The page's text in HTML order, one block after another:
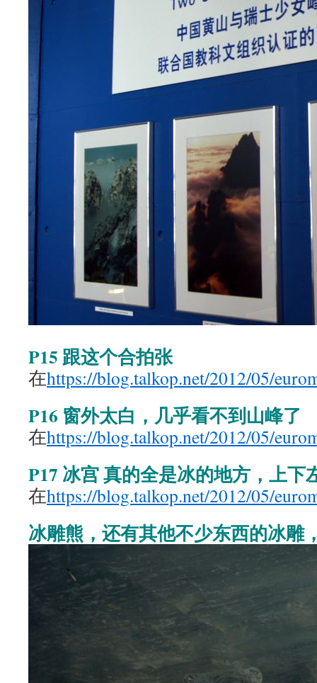
P15 跟这个合拍张
在https://blog.talkop.net/2012/05/
P16 窗外太白，几乎看不到山峰了
在https://blog.talkop.net/2012/05/
P17 冰宫 真的全是冰的地方，上下
在https://blog.talkop.net/2012/05/
冰雕熊，还有其他不少东西的冰雕